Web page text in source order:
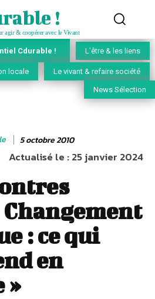
!
agir & coopérer avec le Vivant
Cdurable ! L'être & les liens
locale Le vivant & refaire société
News Sélection
5 octobre 2010
Actualisé le :25 janvier 2024
: ce qui
en
»